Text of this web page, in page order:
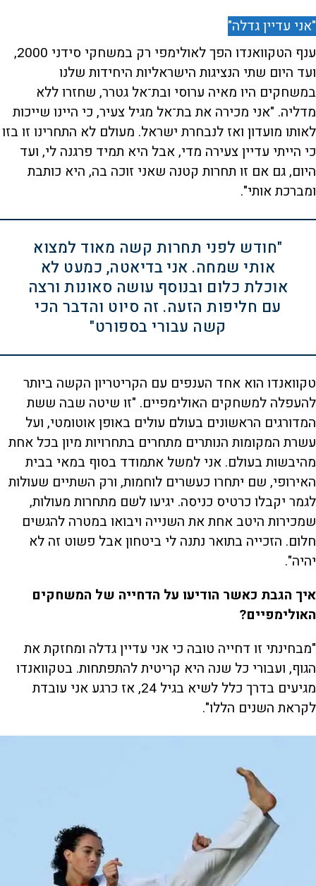
"אני עדיין גדלה"
ענף הטקוואנדו הפך לאולימפי רק במשחקי סידני 2000,
ועד היום שתי הנציגות הישראליות היחידות שלנו
במשחקים היו מאיה ערוסי ובת־אל גטרר, שחזרו ללא
מדליה. "אני מכירה את בת־אל מגיל צעיר, כי היינו שייכות
לאותו מועדון ואז לנבחרת ישראל. מעולם לא התחרינו זו בזו
כי הייתי עדיין צעירה מדי, אבל היא תמיד פרגנה לי, ועד
היום, גם אם זו תחרות קטנה שאני זוכה בה, היא כותבת
ומברכת אותי".
"חודש לפני תחרות קשה מאוד למצוא
אותי שמחה. אני בדיאטה, כמעט לא
אוכלת כלום ובנוסף עושה סאונות ורצה
עם חליפות הזעה. זה סיוט והדבר הכי
קשה עבורי בספורט"
טקוואנדו הוא אחד הענפים עם הקריטריון הקשה ביותר
להעפלה למשחקים האולימפיים. "זו שיטה שבה ששת
המדורגים הראשונים בעולם עולים באופן אוטומטי, ועל
עשרת המקומות הנותרים מתחרים בתחרויות מיון בכל אחת
מהיבשות בעולם. אני למשל אתמודד בסוף במאי בבית
האירופי, שם יתחרו כעשרים לוחמות, ורק השתיים שעולות
לגמר יקבלו כרטיס כניסה. יגיעו לשם מתחרות מעולות,
שמכירות היטב אחת את השנייה ויבואו במטרה להגשים
חלום. הזכייה בתואר נתנה לי ביטחון אבל פשוט זה לא
יהיה".
איך הגבת כאשר הודיעו על הדחייה של המשחקים
האולימפיים?
"מבחינתי זו דחייה טובה כי אני עדיין גדלה ומחזקת את
הגוף, ועבורי כל שנה היא קריטית להתפתחות. בטקוואנדו
מגיעים בדרך כלל לשיא בגיל 24, אז כרגע אני עובדת
לקראת השנים הללו".